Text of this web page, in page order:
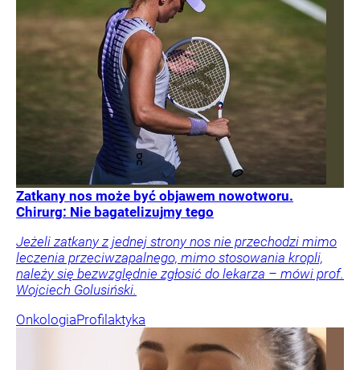
Zatkany nos może być objawem nowotworu.
Chirurg: Nie bagatelizujmy tego
Jeżeli zatkany z jednej strony nos nie przechodzi mimo
leczenia przeciwzapalnego, mimo stosowania kropli,
należy się bezwzględnie zgłosić do lekarza – mówi prof.
Wojciech Golusiński.
OnkologiaProfilaktyka